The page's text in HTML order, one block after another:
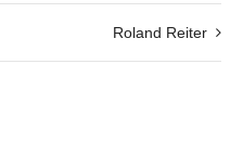
Roland Reiter